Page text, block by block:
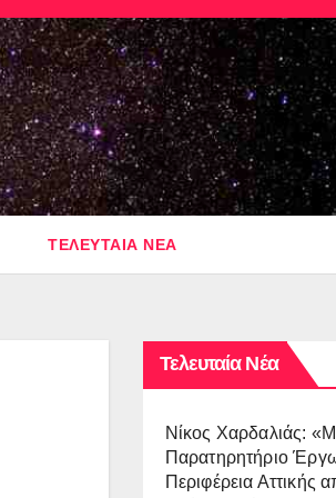
ΤΕΛΕΥΤΑΙΑ ΝΕΑ
Τελευταία Νέα
Νίκος Χαρδαλιάς:
Παρατηρητήριο
Περιφέρεια Αττικής